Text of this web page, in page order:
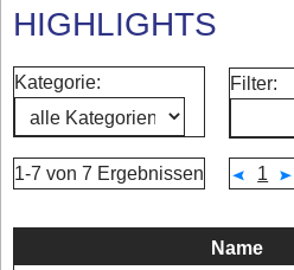
HIGHLIGHTS
Kategorie: Filter:
1-7 von 7 Ergebnissen 1
Name